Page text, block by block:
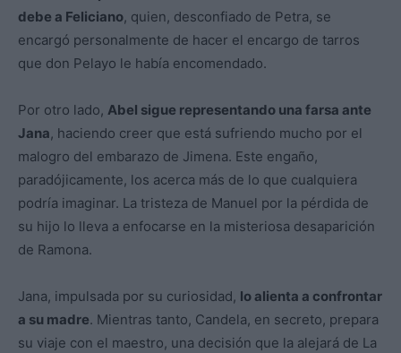
debe a Feliciano, quien, desconfiado de Petra, se
encargó personalmente de hacer el encargo de tarros
que don Pelayo le había encomendado.
Por otro lado, Abel sigue representando una farsa ante
Jana, haciendo creer que está sufriendo mucho por el
malogro del embarazo de Jimena. Este engaño,
paradójicamente, los acerca más de lo que cualquiera
podría imaginar. La tristeza de Manuel por la pérdida de
su hijo lo lleva a enfocarse en la misteriosa desaparición
de Ramona.
Jana, impulsada por su curiosidad, lo alienta a confrontar
a su madre. Mientras tanto, Candela, en secreto, prepara
su viaje con el maestro, una decisión que la alejará de La